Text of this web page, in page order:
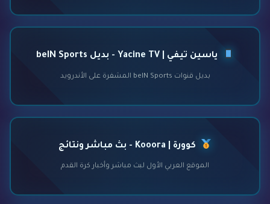
ياسين تيفي | Yacine TV - بديل beIN Sports
بديل قنوات beIN Sports المشفرة على الأندرويد
كوورة | Kooora - بث مباشر ونتائج
الموقع العربي الأول لبث مباشر وأخبار كرة القدم